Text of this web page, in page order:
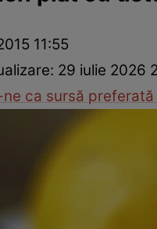
Casă și grădină
11:55
29 iulie 2026
ca sursă preferată